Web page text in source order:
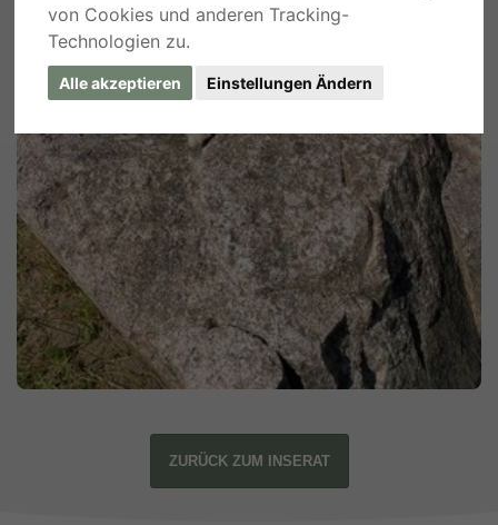
von Cookies und anderen Tracking-
Technologien zu.
Alle akzeptieren Einstellungen Ändern
ZURÜCK ZUM INSERAT